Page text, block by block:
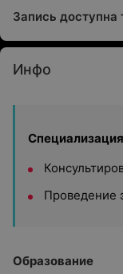
Запись доступна
Инфо
Специализация
Проведение
Образование